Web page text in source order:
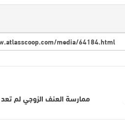
ممارسة العنف الزوجي لم